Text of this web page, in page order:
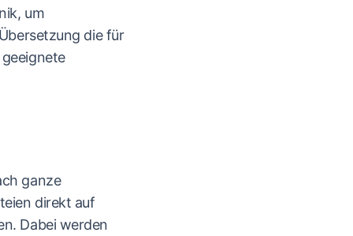
um
die für
ganze
direkt auf
Dabei werden